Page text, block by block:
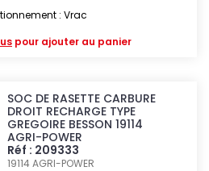
: Vrac
pour ajouter au panier
SOC DE RASETTE CARBURE
DROIT RECHARGE TYPE
GREGOIRE BESSON 19114
AGRI-POWER
Réf : 209333
19114AGRI-POWER